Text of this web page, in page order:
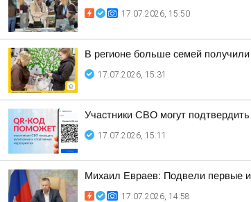
17.07.2026, 15:50
В регионе больше семей
17.07.2026, 15:31
Участники СВО могут
17.07.2026, 15:11
Михаил Евраев: Подвели первые
17.07.2026, 14:58